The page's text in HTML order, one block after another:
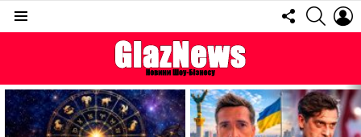
FOLLOW
US
ОСТАННІ
СТАТТІ